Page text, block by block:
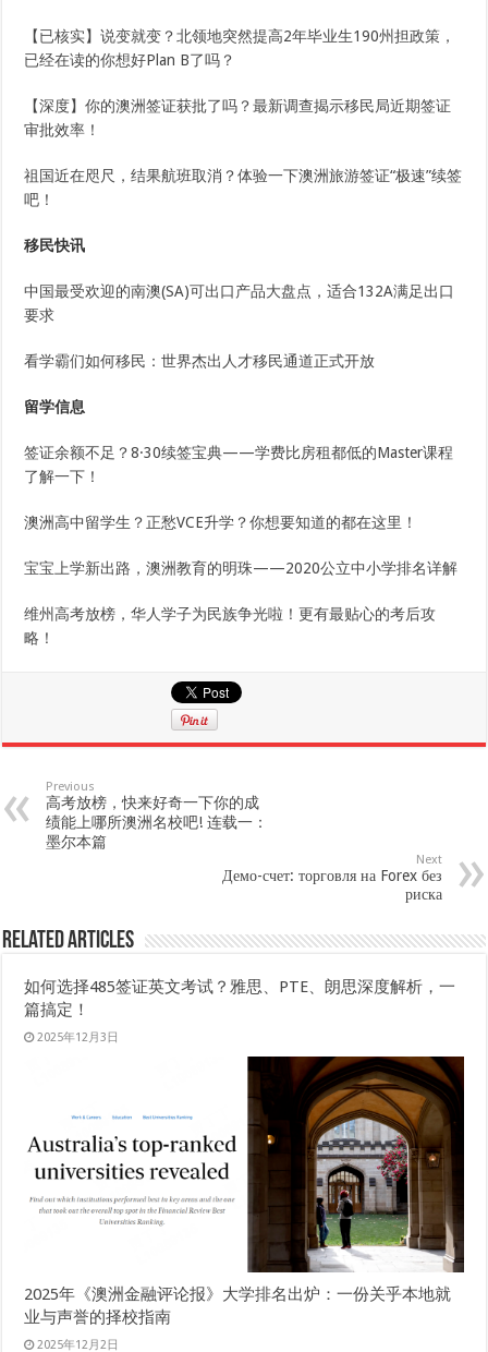
【已核实】说变就变？北领地突然提高2年毕业生190州担政策，
已经在读的你想好Plan B了吗？
【深度】你的澳洲签证获批了吗？最新调查揭示移民局近期签证
审批效率！
祖国近在咫尺，结果航班取消？体验一下澳洲旅游签证“极速”续签
吧！
移民快讯
中国最受欢迎的南澳(SA)可出口产品大盘点，适合132A满足出口
要求
看学霸们如何移民：世界杰出人才移民通道正式开放
留学信息
签证余额不足？8·30续签宝典——学费比房租都低的Master课程
了解一下！
澳洲高中留学生？正愁VCE升学？你想要知道的都在这里！
宝宝上学新出路，澳洲教育的明珠——2020公立中小学排名详解
维州高考放榜，华人学子为民族争光啦！更有最贴心的考后攻
略！
Previous
高考放榜，快来好奇一下你的成
绩能上哪所澳洲名校吧! 连载一：
墨尔本篇
Next
Демо-счет: торговля на Forex без
риска
Related Articles
如何选择485签证英文考试？雅思、PTE、朗思深度解析，一
篇搞定！
2025年12月3日
2025年《澳洲金融评论报》大学排名出炉：一份关乎本地就
业与声誉的择校指南
2025年12月2日